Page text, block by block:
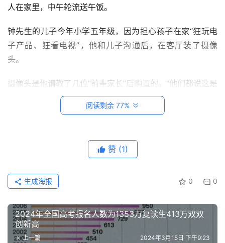
页
创
意
悟
教
笔
我
的
登录
人在家里，中午轮流送午饭。
钟先生的儿子今年小学五年级，因为担心孩子在家“狂玩电
子产品、狂看电视”，他和儿子沟通后，在客厅装了摄像
头。
摄像头是他请教了几位“前辈家长”后购置的。“他们都说这是
暑假神器。一方面孩子一个人在家，怕万一有什么事，可以
随时看一下；另一方面也可以作为一个‘威慑’装置。”钟先生
“不管是看电视还是玩电子产品，按照我们的约定来，不要
要监控他的一举一动。”钟先生挑了360度转动的摄像头，
找安装的位置也煞费苦心，找的是客厅置物架的隔层，找了
块木板延长，这个位置刚好整个客厅和孩子的房间都看得
到。
阅读剩余 77%
赞 (1)
0 0
生成海报
2024年全国高考报名人数为1353万复读生413万双双
创新高
上一篇 2024年3月15日 下午9:23